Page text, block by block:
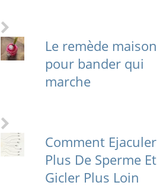
Le remède maison
pour bander qui
marche
Comment Ejaculer
Plus De Sperme Et
Gicler Plus Loin